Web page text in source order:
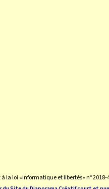
loi «informatique et libertés» n°